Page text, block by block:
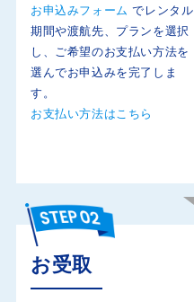
お申込みフォーム でレンタル
期間や渡航先、プランを選択
し、ご希望のお支払い方法を
選んでお申込みを完了しま
す。
お支払い方法はこちら
お受取